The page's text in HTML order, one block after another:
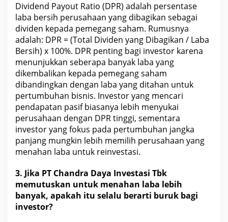
Dividend Payout Ratio (DPR) adalah persentase
laba bersih perusahaan yang dibagikan sebagai
dividen kepada pemegang saham. Rumusnya
adalah: DPR = (Total Dividen yang Dibagikan / Laba
Bersih) x 100%. DPR penting bagi investor karena
menunjukkan seberapa banyak laba yang
dikembalikan kepada pemegangsaham
dibandingkan dengan laba yang ditahan untuk
pertumbuhan bisnis. Investor yang mencari
pendapatan pasif biasanya lebih menyukai
perusahaan dengan DPR tinggi, sementara
investor yang fokus pada pertumbuhan jangka
panjang mungkin lebih memilih perusahaan yang
menahan laba untuk reinvestasi.
3. Jika PT Chandra Daya Investasi Tbk
memutuskan untuk menahan laba lebih
banyak, apakah itu selalu berarti buruk bagi
investor?